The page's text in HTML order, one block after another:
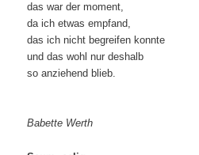
das war der moment,
da ich etwas empfand,
das ich nicht begreifen konnte
und das wohl nur deshalb
so anziehend blieb.
Babette Werth